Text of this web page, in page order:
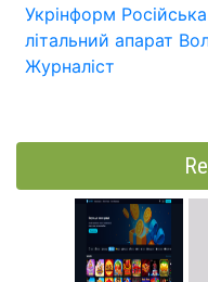
Укрінформ
літальний апарат
Журналіст